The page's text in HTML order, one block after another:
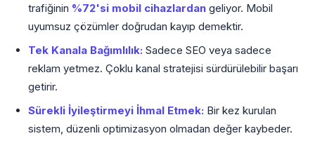
trafiğinin %72'si mobil cihazlardan geliyor. Mobil
uyumsuz çözümler doğrudan kayıp demektir.
Tek Kanala Bağımlılık: Sadece SEO veya sadece
reklam yetmez. Çoklu kanal stratejisi sürdürülebilir başarı
getirir.
Sürekli İyileştirmeyi İhmal Etmek: Bir kez kurulan
sistem, düzenli optimizasyon olmadan değer kaybeder.